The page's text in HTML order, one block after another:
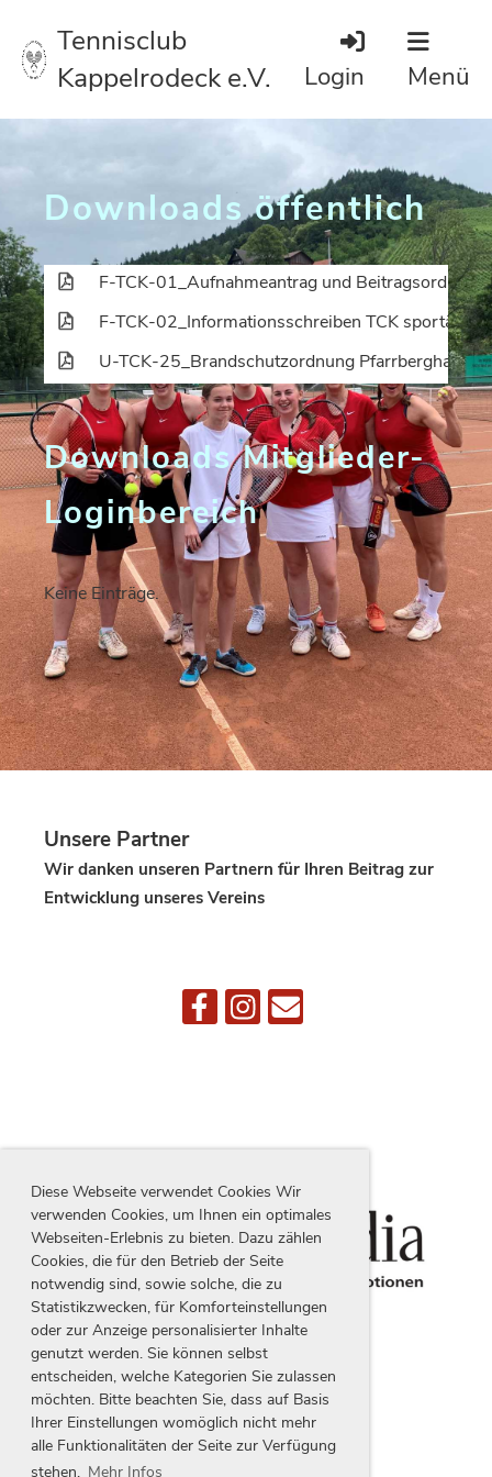
Diese Webseite verwendet Cookies Wir
verwenden Cookies, um Ihnen ein optimales
Webseiten-Erlebnis zu bieten. Dazu zählen
Cookies, die für den Betrieb der Seite
notwendig sind, sowie solche, die zu
Statistikzwecken, für Komforteinstellungen
oder zur Anzeige personalisierter Inhalte
genutzt werden. Sie können selbst
entscheiden, welche Kategorien Sie zulassen
möchten. Bitte beachten Sie, dass auf Basis
Ihrer Einstellungen womöglich nicht mehr
alle Funktionalitäten der Seite zur Verfügung
stehen. Mehr Infos
Tennisclub
Kappelrodeck e.V.
Login Menü
Downloadsöffentlich
F-TCK-01_Aufnahmeantrag und
F-TCK-02_Informationsschreiben TCK
U-TCK-25_Brandschutzordnung
Downloads Mitglieder-
Loginbereich
Keine Einträge.
Unsere Partner
Wir danken unseren Partnern für Ihren Beitrag zur
Entwicklung unseres Vereins